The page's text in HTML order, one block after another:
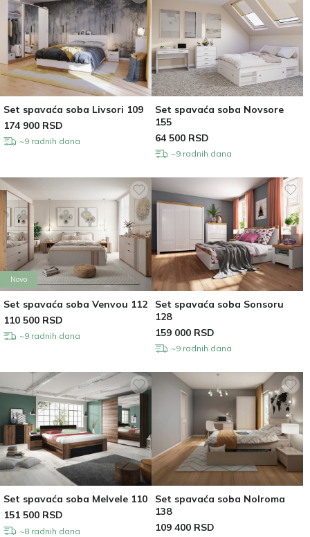
Set spavaća soba Livsori 109
174 900 RSD
~9 radnih dana
Set spavaća soba Novsore
155
64 500 RSD
~9 radnih dana
Novo
Set spavaća soba Venvou 112
110 500 RSD
~9 radnih dana
Set spavaća soba Sonsoru
128
159 000 RSD
~9 radnih dana
Set spavaća soba Melvele 110
151 500 RSD
~8 radnih dana
Set spavaća soba Nolroma
138
109 400 RSD